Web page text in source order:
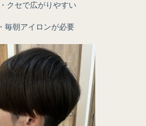
・クセで広がりやすい
・毎朝アイロンが必要